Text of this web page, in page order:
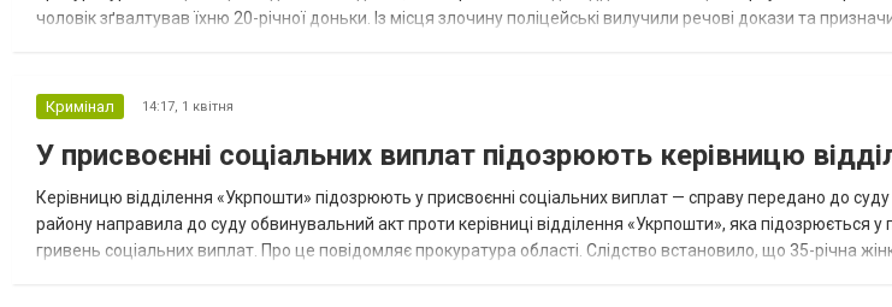
чоловік зґвалтував їхню 20-річної доньки. Із місця злочину поліцейські вилучили речові докази та
Кримінал 14:17, 1 квітня
У присвоєнні соціальних виплат підозрюють керівницю
Керівницю відділення «Укрпошти» підозрюють у присвоєнні соціальних виплат — справу передано до
району направила до суду обвинувальний акт проти керівниці відділення «Укрпошти», яка підозрюється у
гривень соціальних виплат. Про це повідомляє прокуратура області. Слідство встановило, що 35-річна